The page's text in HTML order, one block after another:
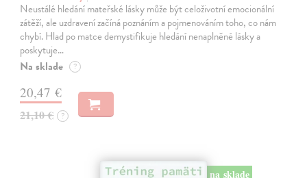
Neustálé hledání mateřské lásky může být celoživotní emocionální
zátěží, ale uzdravení začíná poznáním a pojmenováním toho, co nám
chybí. Hlad po matce demystifikuje hledání nenaplněné lásky a
poskytuje…
Na sklade ?
20,47 €
21,10 € ?
na sklade